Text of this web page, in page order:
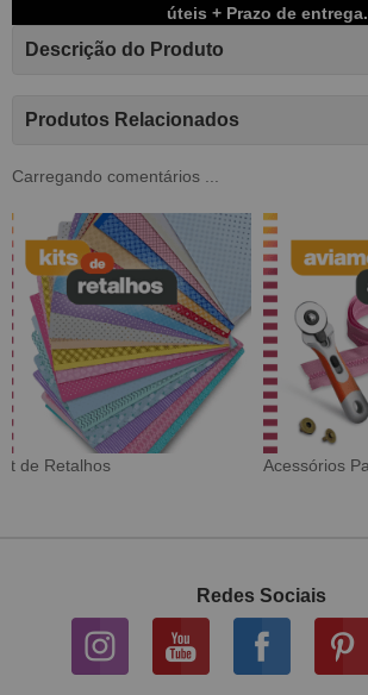
úteis + Prazo de entrega.
Descrição do Produto
Produtos Relacionados
Carregando comentários ...
Tecido Digital
Redes Sociais